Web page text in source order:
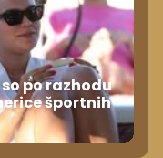
po razhodu
športnih